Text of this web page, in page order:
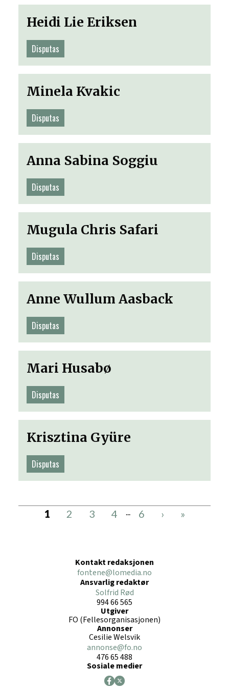
Heidi Lie Eriksen
Disputas
Minela Kvakic
Disputas
Anna Sabina Soggiu
Disputas
Mugula Chris Safari
Disputas
Anne Wullum Aasback
Disputas
Mari Husabø
Disputas
Krisztina Gyüre
Disputas
1 2 3 4 ... 6 › »
Kontakt redaksjonen
fontene@lomedia.no
Ansvarlig redaktør
Solfrid Rød
994 66 565
Utgiver
FO (Fellesorganisasjonen)
Annonser
Cesilie Welsvik
annonse@fo.no
476 65 488
Sosiale medier